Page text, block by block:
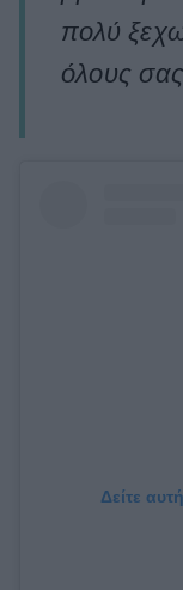
Hautes
Γάμος
πολύ
όλους
Δείτε